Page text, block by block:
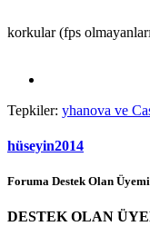
korkular (fps
Tepkiler: yhanova ve
hüseyin2014
Foruma Destek Olan
DESTEK OLAN